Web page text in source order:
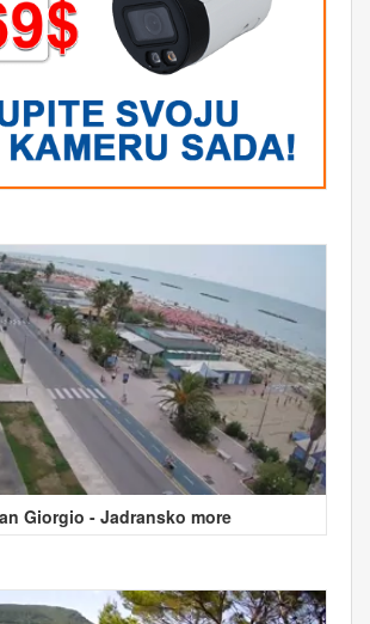
Giorgio - Jadransko more